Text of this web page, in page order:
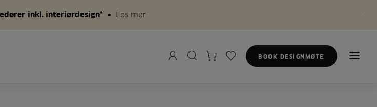
inkl. interiørdesign* Les mer
BOOK DESIGNMØTE